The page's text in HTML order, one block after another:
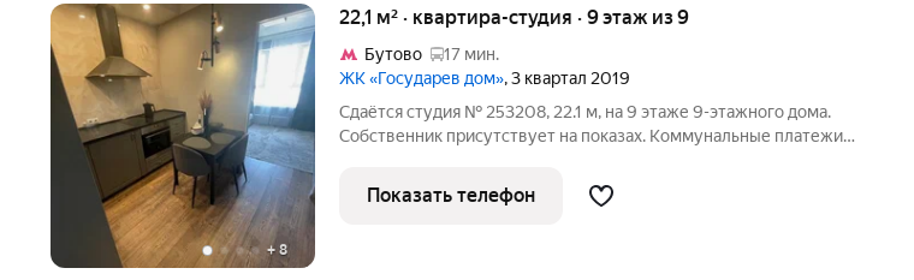
+ 8
22,1 м² · квартира-студия · 9 этаж из 9
Бутово
17 мин.
ЖК «Государев дом», 3 квартал 2019
Сдаётся студия № 253208, 22.1 м, на 9 этаже 9-этажного дома.
Собственник присутствует на показах. Коммунальные платежи
условиям проживания: можно с детьми, без питомцев. Срок
минимальной
Показать телефон